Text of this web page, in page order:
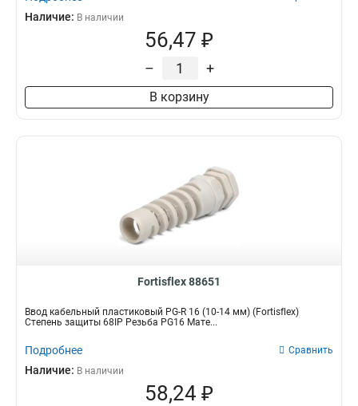
Наличие: В наличии
56,47 ₽
– +
В корзину
Fortisflex 88651
Ввод кабельный пластиковый PG-R 16 (10-14 мм) (Fortisflex)
Степень защиты 68IP Резьба PG16 Мате...
Подробнее Сравнить
Наличие: В наличии
58,24 ₽